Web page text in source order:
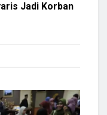
Jadi Korban